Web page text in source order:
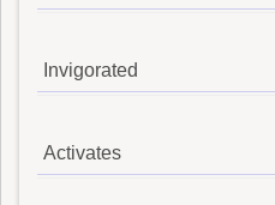
Invigorated
Activates